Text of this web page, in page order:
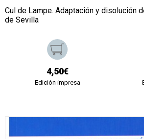
Cul de Lampe. Adaptación y disolución
de Sevilla
4,50€
Edición impresa